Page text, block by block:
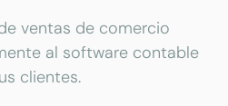
ventas de comercio
al software contable
clientes.